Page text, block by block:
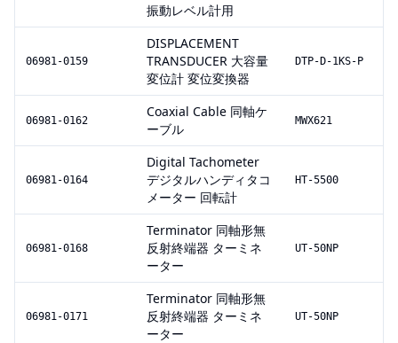
振動レベル計用
06981-0159
DISPLACEMENT
TRANSDUCER 大容量
変位計 変位変換器
DTP-D-1KS-P
06981-0162
Coaxial Cable 同軸ケ
ーブル
MWX621
06981-0164
Digital Tachometer
デジタルハンディタコ
メーター 回転計
HT-5500
06981-0168
Terminator 同軸形無
反射終端器 ターミネ
ーター
UT-50NP
06981-0171
Terminator 同軸形無
反射終端器 ターミネ
ーター
UT-50NP